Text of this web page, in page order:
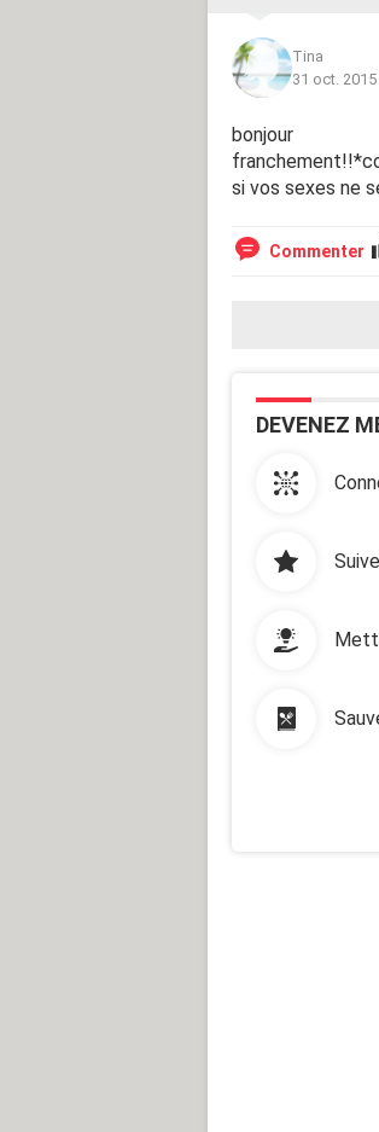
Tina
31 oct.
bonjour
si vos sexes ne
Commenter
DEVENEZ